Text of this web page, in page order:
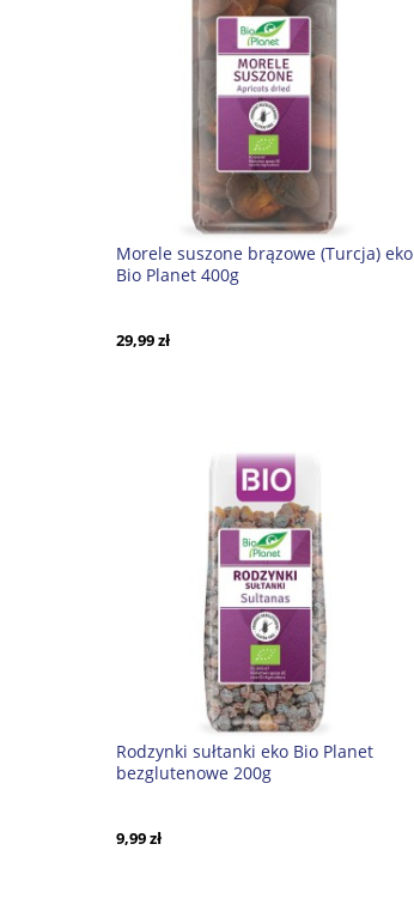
Morele suszone brązowe (Turcja) eko
Bio Planet 400g
29,99 zł
Rodzynki sułtanki eko Bio Planet
bezglutenowe 200g
9,99 zł